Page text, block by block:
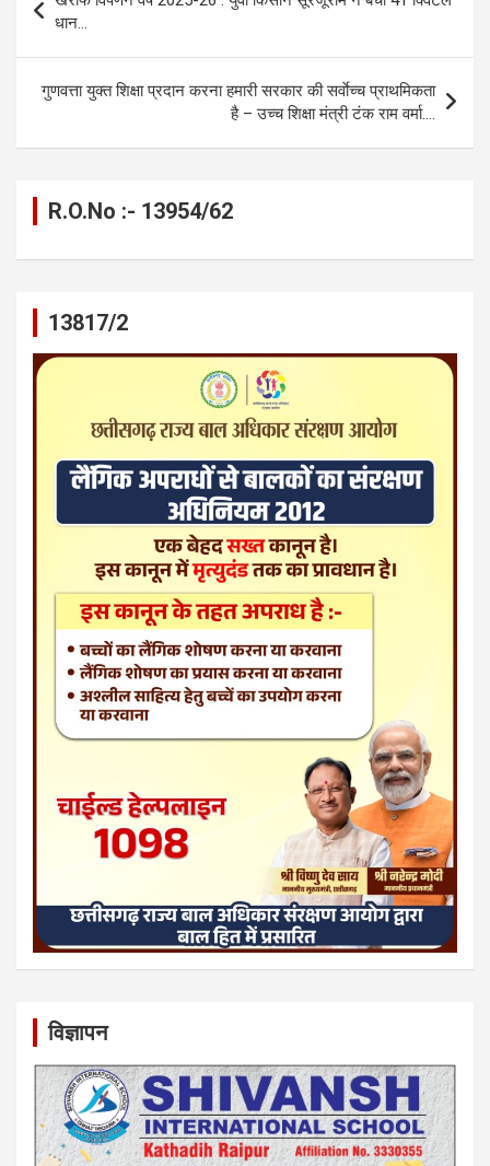
o
o
k
g
er
A
p
p
a
m
n
k
navigation
धान…
गुणवत्ता युक्त शिक्षा प्रदान करना हमारी सरकार की सर्वाेच्च प्राथमिकता
है – उच्च शिक्षा मंत्री टंक राम वर्मा….
R.O.No :- 13954/62
13817/2
विज्ञापन